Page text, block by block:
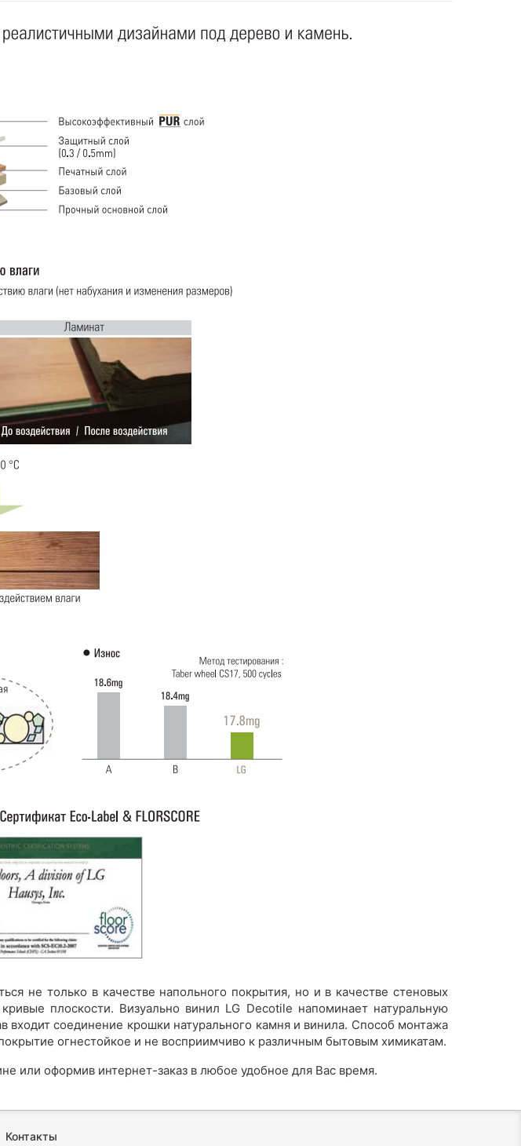
не только в качестве напольного покрытия, но и в качестве стеновых
плоскости. Визуально винил LG Decotile напоминает натуральную
входит соединение крошки натурального камня и винила. Способ монтажа
огнестойкое и не восприимчиво к различным бытовым химикатам.
или оформив интернет-заказ в любое удобное для Вас время.
Контакты